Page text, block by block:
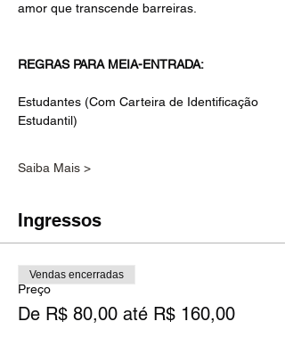
amor que transcende barreiras.
REGRAS PARA MEIA-ENTRADA:
Estudantes (Com Carteira de Identificação
Estudantil)
Saiba Mais >
Ingressos
Preço
De R$ 80,00 até R$ 160,00
Vendas encerradas